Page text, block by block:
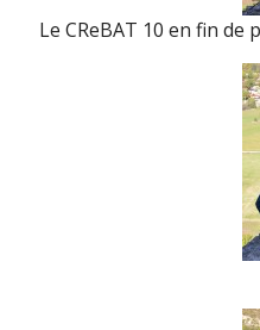
Le CReBAT 10 en fin de